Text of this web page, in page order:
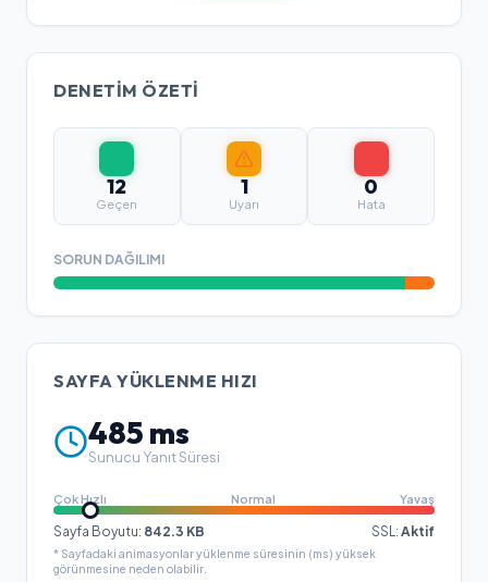
DENETIM ÖZETI
12
Geçen
1
Uyarı
0
Hata
SORUN DAĞILIMI
SAYFA YÜKLENME HIZI
485 ms
Sunucu Yanıt Süresi
Çok Hızlı Normal Yavaş
Sayfa Boyutu: 842.3 KB SSL: Aktif
* Sayfadaki animasyonlar yüklenme süresinin (ms) yüksek
görünmesine neden olabilir.